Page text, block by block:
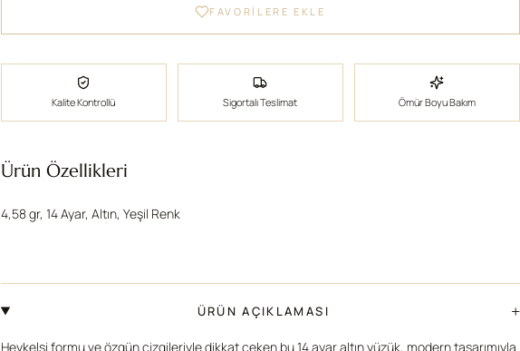
FAVORİLERE EKLE
Kalite Kontrollü Sigortalı Teslimat Ömür Boyu Bakım
Ürün Özellikleri
4,58 gr, 14 Ayar, Altın, Yeşil Renk
ÜRÜN AÇIKLAMASI +
Heykelsi formu ve özgün çizgileriyle dikkat çeken bu 14 ayar altın yüzük, modern tasarımıyla